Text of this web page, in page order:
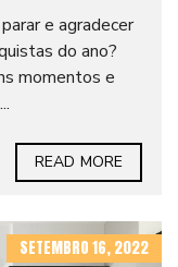
e agradecer
do ano?
momentos e
READ MORE
SETEMBRO 16, 2022